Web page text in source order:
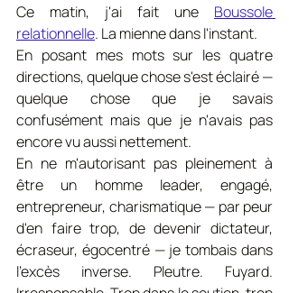
Ce matin, j'ai fait une Boussole
relationnelle. La mienne dans l'instant.
En posant mes mots sur les quatre
directions, quelque chose s'est éclairé —
quelque chose que je savais
confusément mais que je n'avais pas
encore vu aussi nettement.
En ne m'autorisant pas pleinement à
être un homme leader, engagé,
entrepreneur, charismatique — par peur
d'en faire trop, de devenir dictateur,
écraseur, égocentré — je tombais dans
l'excès inverse. Pleutre. Fuyard.